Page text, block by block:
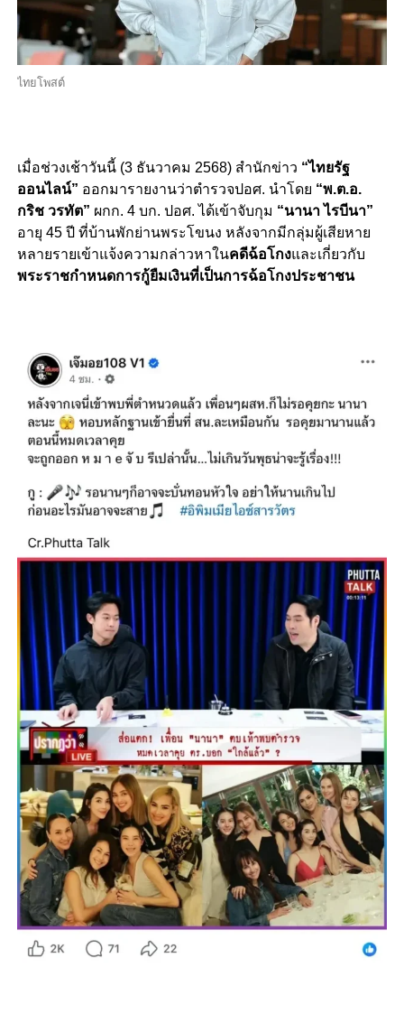
ไทยโพสต์
เมื่อช่วงเช้าวันนี้ (3 ธันวาคม 2568) สำนักข่าว “ไทยรัฐ
ออนไลน์” ออกมารายงานว่าตำรวจปอศ. นำโดย “พ.ต.อ.
กริช วรทัต” ผกก. 4 บก. ปอศ. ได้เข้าจับกุม “นานา ไรบีนา”
อายุ 45 ปี ที่บ้านพักย่านพระโขนง หลังจากมีกลุ่มผู้เสียหาย
หลายรายเข้าแจ้งความกล่าวหาในคดีฉ้อโกงและเกี่ยวกับ
พระราชกำหนดการกู้ยืมเงินที่เป็นการฉ้อโกงประชาชน